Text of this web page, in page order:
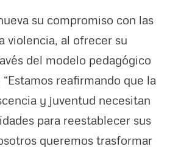
su compromiso con las
violencia, al ofrecer su
del modelo pedagógico
reafirmando que la
y juventud necesitan
para reestablecer sus
queremos trasformar